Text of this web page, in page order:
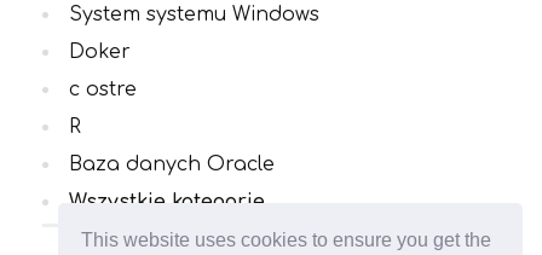
This website uses cookies to ensure you get the
System systemu Windows
Doker
c ostre
R
Baza danych Oracle
Wszystkie kategorie